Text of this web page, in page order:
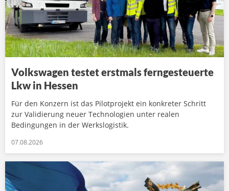
Volkswagen testet erstmals ferngesteuerte
Lkw in Hessen
Für den Konzern ist das Pilotprojekt ein konkreter Schritt
zur Validierung neuer Technologien unter realen
Bedingungen in der Werkslogistik.
07.08.2026